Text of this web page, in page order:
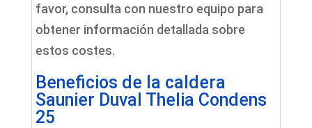
favor, consulta con nuestro equipo para
obtener información detallada sobre
estos costes.
Beneficios de la caldera
Saunier Duval Thelia Condens
25